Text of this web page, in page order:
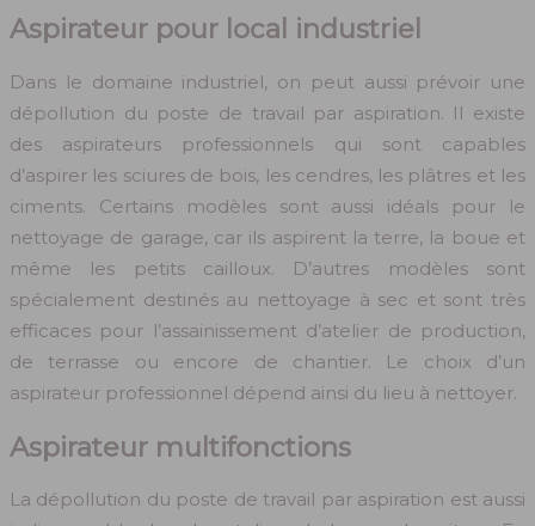
Aspirateur pour local industriel
Dans le domaine industriel, on peut aussi prévoir une
dépollution du poste de travail par aspiration. Il existe
des aspirateurs professionnels qui sont capables
d’aspirer les sciures de bois, les cendres, les plâtres et les
ciments. Certains modèles sont aussi idéals pour le
nettoyage de garage, car ils aspirent la terre, la boue et
même les petits cailloux. D’autres modèles sont
spécialement destinés au nettoyage à sec et sont très
efficaces pour l’assainissement d’atelier de production,
de terrasse ou encore de chantier. Le choix d’un
aspirateur professionnel dépend ainsi du lieu à nettoyer.
Aspirateur multifonctions
La dépollution du poste de travail par aspiration est aussi